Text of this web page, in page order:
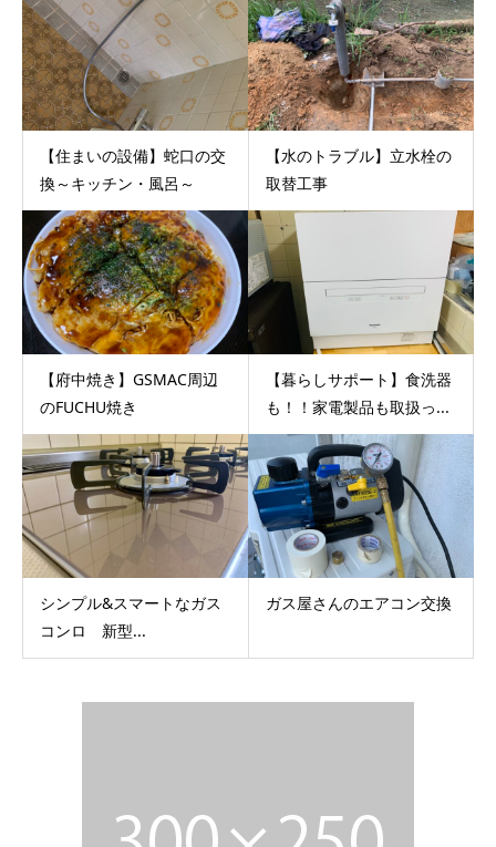
【住まいの設備】蛇口の交
換～キッチン・風呂～
【水のトラブル】立水栓の
取替工事
【府中焼き】GSMAC周辺
のFUCHU焼き
【暮らしサポート】食洗器
も！！家電製品も取扱っ...
シンプル&スマートなガス
コンロ 新型...
ガス屋さんのエアコン交換